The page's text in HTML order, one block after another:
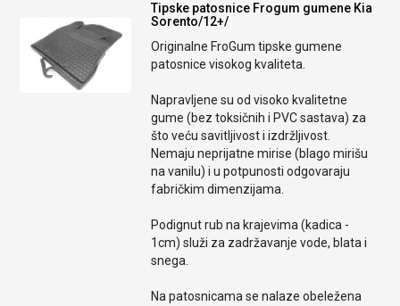
Tipske patosnice Frogum gumene Kia
Sorento/12+/
Originalne FroGum tipske gumene
patosnice visokog kvaliteta.
Napravljene su od visoko kvalitetne
gume (bez toksičnih i PVC sastava) za
što veću savitljivost i izdržljivost.
Nemaju neprijatne mirise (blago mirišu
na vanilu) i u potpunosti odgovaraju
fabričkim dimenzijama.
Podignut rub na krajevima (kadica -
1cm) služi za zadržavanje vode, blata i
snega.
Na patosnicama se nalaze obeležena